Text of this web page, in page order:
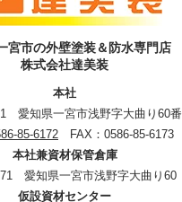
宮市の外壁塗装＆防水専門店
株式会社達美装
本社
愛知県一宮市浅野字大曲り60番
85-6172 FAX：0586-85-6173
本社兼資材保管倉庫
愛知県一宮市浅野字大曲り60
仮設資材センター